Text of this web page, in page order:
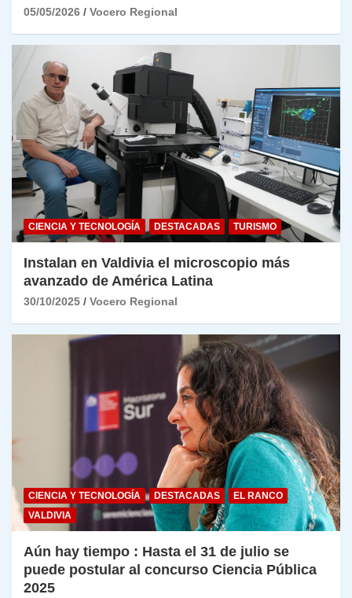
05/05/2026 Vocero Regional
CIENCIA Y TECNOLOGÍA DESTACADAS TURISMO
Instalan en Valdivia el microscopio más
avanzado de América Latina
30/10/2025 Vocero Regional
CIENCIA Y TECNOLOGÍA DESTACADAS
EL RANCO
VALDIVIA
Aún hay tiempo : Hasta el 31 de julio se
puede postular al concurso Ciencia Pública
2025